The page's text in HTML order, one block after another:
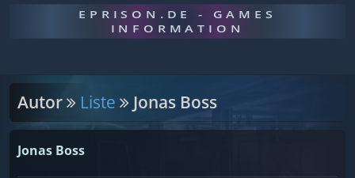
EPRISON.DE - GAMES
INFORMATION
Autor Liste Jonas Boss
Jonas Boss